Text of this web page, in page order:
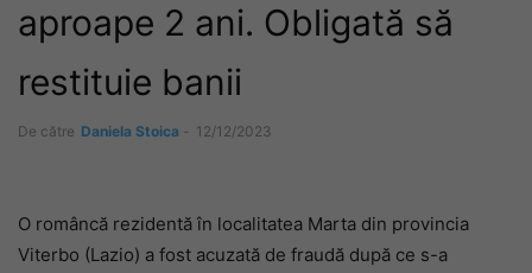
aproape 2 ani. Obligată să
restituie banii
De către Daniela Stoica - 12/12/2023
O româncă rezidentă în localitatea Marta din provincia
Viterbo (Lazio) a fost acuzată de fraudă după ce s-a